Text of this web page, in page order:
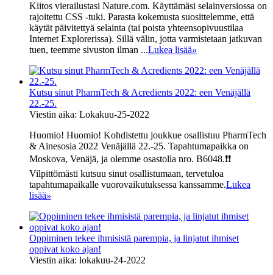
Kiitos vierailustasi Nature.com. Käyttämäsi selainversiossa on
rajoitettu CSS -tuki. Parasta kokemusta suosittelemme, että
käytät päivitettyä selainta (tai poista yhteensopivuustilaa
Internet Explorerissa). Sillä välin, jotta varmistetaan jatkuvan
tuen, teemme sivuston ilman ...Lukea lisää»
Kutsu sinut PharmTech & Acredients 2022: een Venäjällä
22.-25.
Viestin aika: Lokakuu-25-2022
Huomio! Huomio! Kohdistettu joukkue osallistuu PharmTech
& Ainesosia 2022 Venäjällä 22.-25. Tapahtumapaikka on
Moskova, Venäjä, ja olemme osastolla nro. B6048.❗❗
Vilpittömästi kutsuu sinut osallistumaan, tervetuloa
tapahtumapaikalle vuorovaikutuksessa kanssamme.Lukea
lisää»
Oppiminen tekee ihmisistä parempia, ja linjatut ihmiset
oppivat koko ajan!
Viestin aika: lokakuu-24-2022